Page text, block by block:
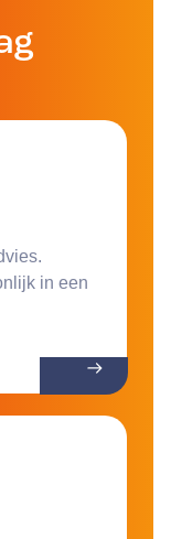
in een